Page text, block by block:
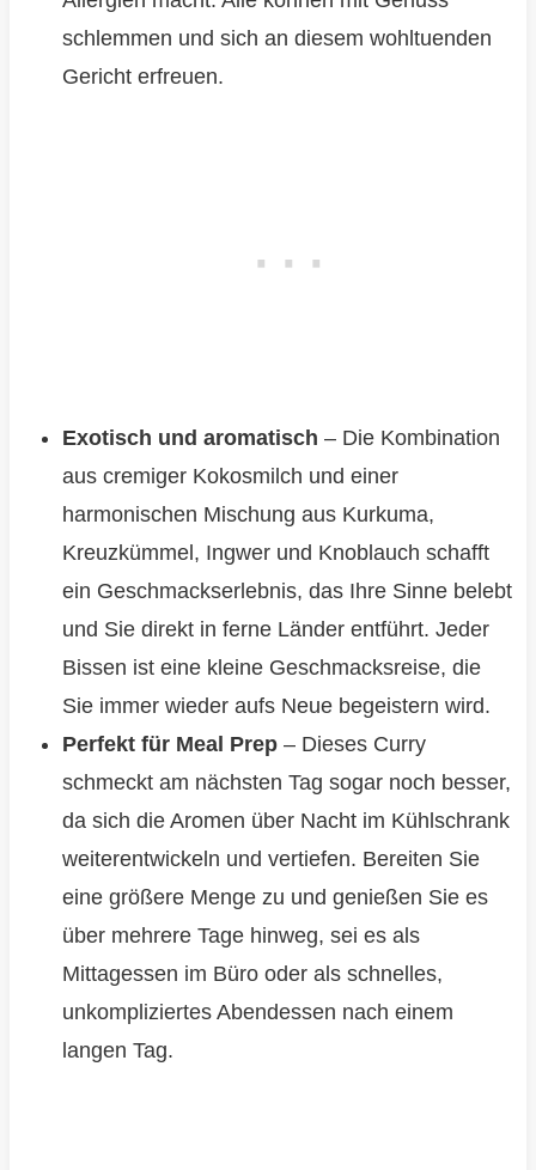
schlemmen und sich an diesem wohltuenden
Gericht erfreuen.
Exotisch und aromatisch – Die Kombination
aus cremiger Kokosmilch und einer
harmonischen Mischung aus Kurkuma,
Kreuzkümmel, Ingwer und Knoblauch schafft
ein Geschmackserlebnis, das Ihre Sinne belebt
und Sie direkt in ferne Länder entführt. Jeder
Bissen ist eine kleine Geschmacksreise, die
Sie immer wieder aufs Neue begeistern wird.
Perfekt für Meal Prep– Dieses Curry
schmeckt am nächsten Tag sogar noch besser,
da sich die Aromen über Nacht im Kühlschrank
weiterentwickeln und vertiefen. Bereiten Sie
eine größere Menge zu und genießen Sie es
über mehrere Tage hinweg, sei es als
Mittagessen im Büro oder als schnelles,
unkompliziertes Abendessen nach einem
langen Tag.